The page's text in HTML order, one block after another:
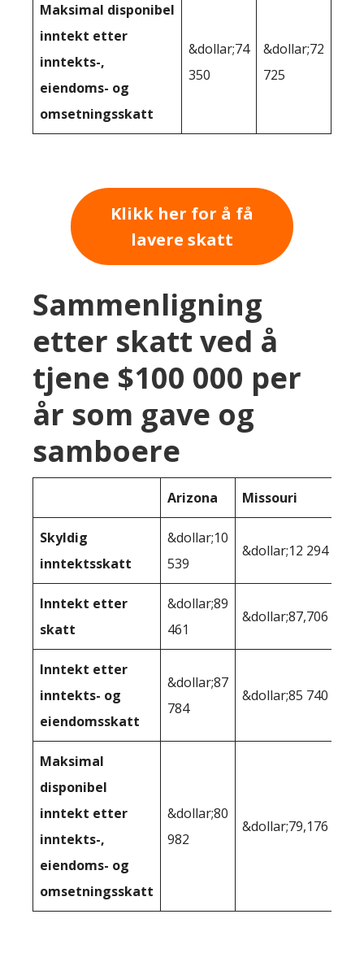
Maksimal disponibel
inntekt etter
inntekts-,
eiendoms- og
omsetningsskatt
&dollar;74
350
&dollar;72
725
Klikk her for å få
lavere skatt
Sammenligning
etter skatt ved å
tjene $100 000 per
år som gave og
samboere
Arizona Missouri
Skyldig
inntektsskatt
&dollar;10
539
&dollar;12 294
Inntekt etter
skatt
&dollar;89
461
&dollar;87,706
Inntekt etter
inntekts- og
eiendomsskatt
&dollar;87
784
&dollar;85 740
Maksimal
disponibel
inntekt etter
inntekts-,
eiendoms- og
omsetningsskatt
&dollar;80
982
&dollar;79,176